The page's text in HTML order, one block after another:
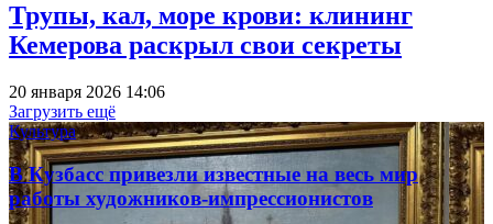
Трупы, кал, море крови: клининг
Кемерова раскрыл свои секреты
20 января 2026 14:06
Загрузить ещё
Культура
В Кузбасс привезли известные на весь мир
работы художников-импрессионистов